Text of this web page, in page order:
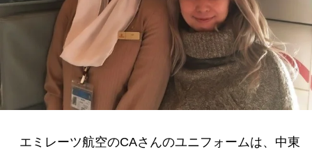
エミレーツ航空のCAさんのユニフォームは、中東